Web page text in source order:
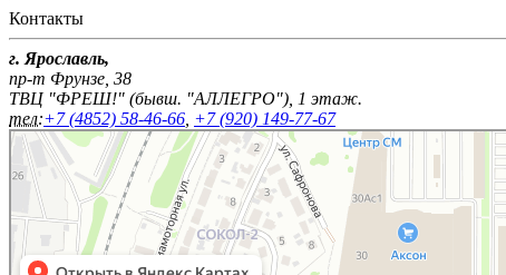
Контакты
г. Ярославль,
пр-т Фрунзе, 38
ТВЦ "ФРЕШ!" (бывш. "АЛЛЕГРО"), 1 этаж.
тел:+7 (4852) 58-46-66 +7 (920) 149-77-67